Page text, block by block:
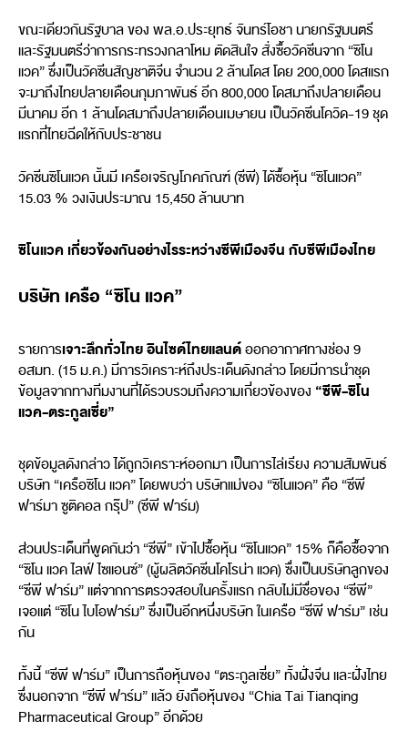
ขณะเดียวกันรัฐบาล ของ พล.อ.ประยุทธ์ จันทร์โอชา นายกรัฐมนตรี
และรัฐมนตรีว่าการกระทรวงกลาโหม ตัดสินใจ สั่งซื้อวัคซีนจาก “ซิโน
แวค” ซึ่งเป็นวัคซีนสัญชาติจีน จำนวน 2 ล้านโดส โดย 200,000 โดสแรก
จะมาถึงไทยปลายเดือนกุมภาพันธ์ อีก 800,000 โดสมาถึงปลายเดือน
มีนาคม อีก 1 ล้านโดสมาถึงปลายเดือนเมษายน เป็นวัคซีนโควิด-19 ชุด
แรกที่ไทยฉีดให้กับประชาชน
วัคซีนซิโนแวค นั้นมี เครือเจริญโภคภัณฑ์ (ซีพี) ได้ซื้อหุ้น “ซิโนแวค”
15.03 % วงเงินประมาณ 15,450 ล้านบาท
ซิโนแวค เกี่ยวข้องกันอย่างไรระหว่างซีพีเมืองจีน กับซีพีเมืองไทย
บริษัท เครือ “ซิโน แวค”
รายการเจาะลึกทั่วไทย อินไซด์ไทยแลนด์ออกอากาศทางช่อง 9
อสมท. (15 ม.ค.) มีการวิเคราะห์ถึงประเด็นดังกล่าว โดยมีการนำชุด
ข้อมูลจากทางทีมงานที่ได้รวบรวมถึงความเกี่ยวข้องของ “ซีพี-ซิโน
แวค-ตระกูลเซี่ย”
ชุดข้อมูลดังกล่าว ได้ถูกวิเคราะห์ออกมา เป็นการไล่เรียง ความสัมพันธ์
บริษัท “เครือซิโน แวค” โดยพบว่า บริษัทแม่ของ “ซิโนแวค” คือ “ซีพี
ฟาร์มา ซูติคอล กรุ๊ป” (ซีพี ฟาร์ม)
ส่วนประเด็นที่พูดกันว่า “ซีพี” เข้าไปซื้อหุ้น “ซิโนแวค” 15% ก็คือซื้อจาก
“ซิโน แวค ไลฟ์ ไซแอนซ์” (ผู้ผลิตวัคซีนโคโรน่า แวค) ซื่งเป็นบริษัทลูกของ
“ซีพี ฟาร์ม” แต่จากการตรวจสอบในครั้งแรก กลับไม่มีชื่อของ “ซีพี”
เจอแต่ “ซิโน ไบโอฟาร์ม” ซึ่งเป็นอีกหนึ่งบริษัท ในเครือ “ซีพี ฟาร์ม” เช่น
กัน
ทั้งนี้ “ซีพี ฟาร์ม” เป็นการถือหุ้นของ “ตระกูลเซี่ย” ทั้งฝั่งจีน และฝั่งไทย
ซึ่งนอกจาก “ซีพี ฟาร์ม” แล้ว ยังถือหุ้นของ “Chia Tai Tianqing
Pharmaceutical Group” อีกด้วย